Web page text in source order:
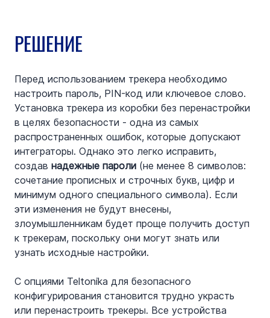
РЕШЕНИЕ
Перед использованием трекера необходимо
настроить пароль, PIN-код или ключевое слово.
Установка трекера из коробки без перенастройки
в целях безопасности - одна из самых
распространенных ошибок, которые допускают
интеграторы. Однако это легко исправить,
создав надежные пароли (не менее 8 символов:
сочетание прописных и строчных букв, цифр и
минимум одного специального символа). Если
эти изменения не будут внесены,
злоумышленникам будет проще получить доступ
к трекерам, поскольку они могут знать или
узнать исходные настройки.
С опциями Teltonika для безопасного
конфигурирования становится трудно украсть
или перенастроить трекеры. Все устройства